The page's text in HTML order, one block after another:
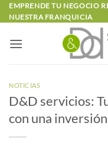
Saltar
al
EMPRENDE TU NEGOCIO
NUESTRA FRANQUICIA
NOTICIAS
D&D servicios:
con una